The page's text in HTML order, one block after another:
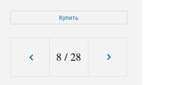
Купить
8 /28